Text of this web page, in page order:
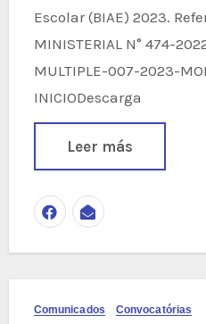
Escolar (BIAE) 2023.
MINISTERIAL N° 474-
MULTIPLE-007-2023-
INICIODescarga
Leer más
Comunicados Convocatórias